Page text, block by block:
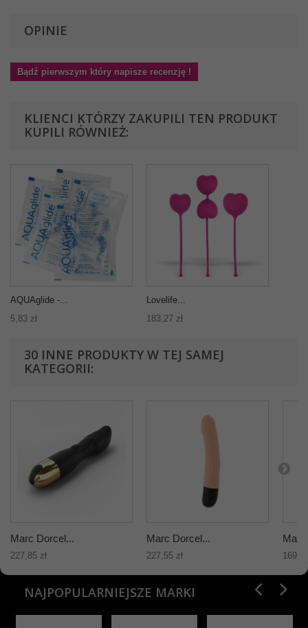
OPINIE
Bądź pierwszym który napisze recenzję !
KLIENCI KTÓRZY ZAKUPILI TEN PRODUKT
KUPILI RÓWNIEŻ:
AQUAglide -...
5,83 zł
Lovelife...
183,27 zł
30 INNE PRODUKTY W TEJ SAMEJ
KATEGORII:
Marc Dorcel...
227,85 zł
Marc Dorcel...
227,55 zł
NAJPOPULARNIEJSZE MARKI